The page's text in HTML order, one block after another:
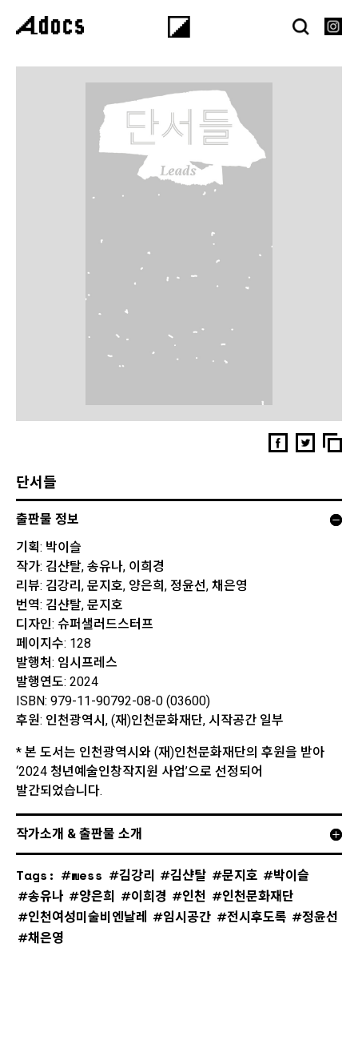
단서들
출판물 정보
기획: 박이슬
작가: 김샨탈, 송유나, 이희경
리뷰: 김강리, 문지호, 양은희, 정윤선, 채은영
번역: 김샨탈, 문지호
디자인: 슈퍼샐러드스터프
페이지수: 128
발행처: 임시프레스
발행연도: 2024
ISBN: 979-11-90792-08-0 (03600)
후원: 인천광역시, (재)인천문화재단, 시작공간 일부
* 본 도서는 인천광역시와 (재)인천문화재단의 후원을 받아
‘2024 청년예술인창작지원 사업’으로 선정되어
발간되었습니다.
작가소개 & 출판물 소개
Tags: wess 김강리 김샨탈 문지호
박이슬
송유나
양은희 이희경 인천
인천문화재단
인천여성미술비엔날레
임시공간 전시후도록
정윤선
채은영